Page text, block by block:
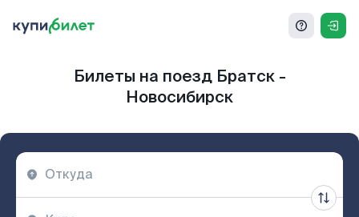
Билеты на поезд Братск -
Новосибирск